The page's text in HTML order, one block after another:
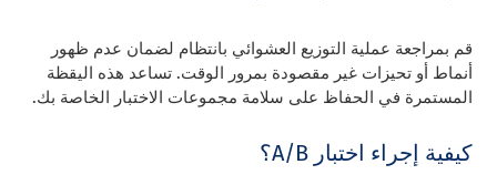
قم بمراجعة عملية التوزيع العشوائي بانتظام لضمان عدم ظهور
أنماط أو تحيزات غير مقصودة بمرور الوقت. تساعد هذه اليقظة
المستمرة في الحفاظ على سلامة مجموعات الاختبار الخاصة بك.
كيفية إجراء اختبار A/B؟